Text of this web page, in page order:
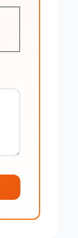
Maksymalnie